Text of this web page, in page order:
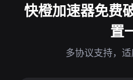
快橙加速器免费
置
多协议支持，